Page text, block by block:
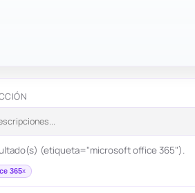
(etiqueta="microsoft office 365").
365